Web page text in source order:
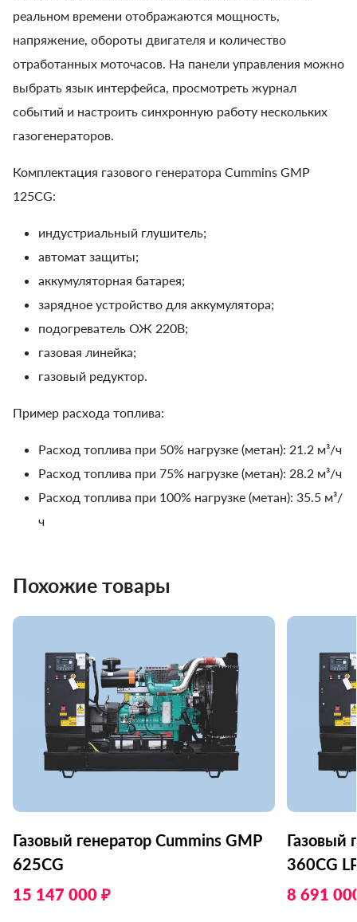
реальном времени отображаются мощность,
напряжение, обороты двигателя и количество
отработанных моточасов. На панели управления можно
выбрать язык интерфейса, просмотреть журнал
событий и настроить синхронную работу нескольких
газогенераторов.
Комплектация газового генератора Cummins GMP
125CG:
индустриальный глушитель;
автомат защиты;
аккумуляторная батарея;
зарядное устройство для аккумулятора;
подогреватель ОЖ 220В;
газовая линейка;
газовый редуктор.
Пример расхода топлива:
Расход топлива при 50% нагрузке (метан): 21.2 м³/ч
Расход топлива при 75% нагрузке (метан): 28.2 м³/ч
Расход топлива при 100% нагрузке (метан): 35.5 м³/
ч
Похожие товары
Газовый генератор Cummins GMP
625CG
15 147 000 ₽
Газовый
360CG
8 691